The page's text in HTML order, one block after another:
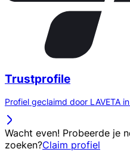
Trustprofile
Profiel geclaimd door LAVETA
Wacht even! Probeerde je
zoeken?Claim profiel